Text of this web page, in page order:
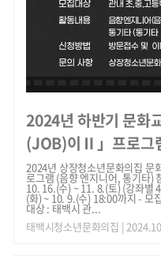
2024년 하반기 문화
(JOB)이Ⅱ」프로그
2024년 상장청소년문화의집
로그램 (음향 엔지니어, 통기타)
10. 16.(수) ~ 11. 8.(토) (강좌별
(화) ~ 10. 9.(수) 18:00까지 - 모
대상 : 태백시 관...
태백시청소년문화의집 |